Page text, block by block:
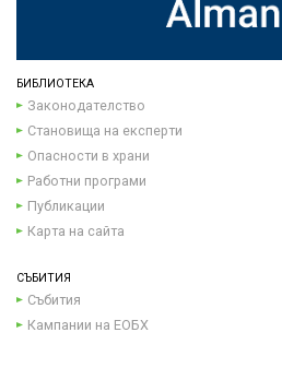
БИБЛИОТЕКА
Законодателство
Становища на експерти
Опасности в храни
Работни програми
Публикации
Карта на сайта
СЪБИТИЯ
Събития
Кампании на ЕОБХ